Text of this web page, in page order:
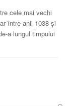
cele mai vechi
între anii 1038 și
a lungul timpului